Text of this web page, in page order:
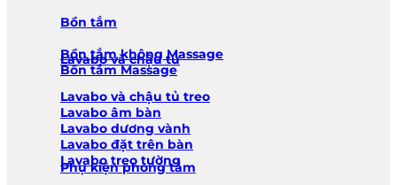
Bồn tắm
Bồn tắm không Massage
Bồn tắm Massage
Lavabo và chậu tủ
Lavabo và chậu tủ treo
Lavabo âm bàn
Lavabo dương vành
Lavabo đặt trên bàn
Lavabo treo tường
Phụ kiện phòng tắm